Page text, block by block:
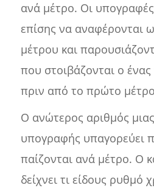
ανά μέτρο. Οι
επίσης να αναφέρονται
μέτρου και
που στοιβάζονται ο
πριν από το πρώτο
Ο ανώτερος αριθμός
υπογραφής υπαγορεύει
παίζονται ανά μέτρο. Ο
δείχνει τι είδους ρυθμό